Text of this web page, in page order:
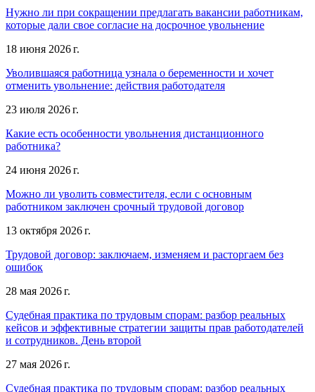
Нужно ли при сокращении предлагать вакансии работникам,
которые дали свое согласие на досрочное увольнение
18 июня 2026 г.
Уволившаяся работница узнала о беременности и хочет
отменить увольнение: действия работодателя
23 июля 2026 г.
Какие есть особенности увольнения дистанционного
работника?
24 июня 2026 г.
Можно ли уволить совместителя, если с основным
работником заключен срочный трудовой договор
13 октября 2026 г.
Трудовой договор: заключаем, изменяем и расторгаем без
ошибок
28 мая 2026 г.
Судебная практика по трудовым спорам: разбор реальных
кейсов и эффективные стратегии защиты прав работодателей
и сотрудников. День второй
27 мая 2026 г.
Судебная практика по трудовым спорам: разбор реальных